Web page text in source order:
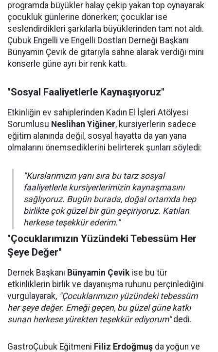
programda büyükler halay çekip yakan top oynayarak
çocukluk günlerine dönerken; çocuklar ise
seslendirdikleri şarkılarla büyüklerinden tam not aldı.
Çubuk Engelli ve Engelli Dostları Derneği Başkanı
Bünyamin Çevik de gitarıyla sahne alarak verdiği mini
konserle güne ayrı bir renk kattı.
"Sosyal Faaliyetlerle Kaynaşıyoruz"
Etkinliğin ev sahiplerinden Kadın El İşleri Atölyesi
Sorumlusu Neslihan Yiğiner, kursiyerlerin sadece
eğitim alanında değil, sosyal hayatta da yan yana
olmalarını önemsediklerini belirterek şunları söyledi:
"Kurslarımızın yanı sıra bu tarz sosyal
faaliyetlerle kursiyerlerimizin kaynaşmasını
sağlıyoruz. Bugün burada, doğal ortamda hep
birlikte çok güzel bir gün geçiriyoruz. Katılan
herkese teşekkür ederim."
"Çocuklarımızın Yüzündeki Tebessüm Her
Şeye Değer"
Dernek Başkanı Bünyamin Çevikise bu tür
etkinliklerin birlik ve dayanışma ruhunu perçinlediğini
vurgulayarak, "Çocuklarımızın yüzündeki tebessüm
her şeye değer. Emeği geçen, bu güzel güne katkı
sunan herkese yürekten teşekkür ediyorum"dedi.
GastroÇubuk Eğitmeni Filiz Erdoğmuş da yoğun ve